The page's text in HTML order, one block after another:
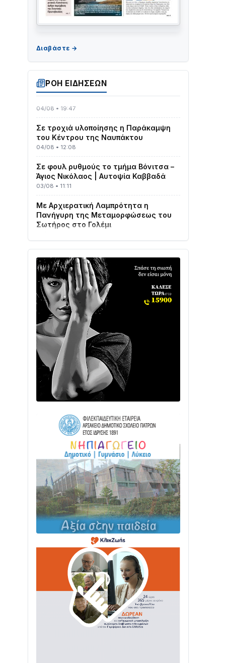
ΡΟΗ ΕΙΔΗΣΕΩΝ
ΤΟ ΠΑΡΤΥ ΣΥΝΕΧΙΖΕΤΑΙ…
Στο σκοτάδι μεγάλο μέρος στο Λυγιά
Ναυπάκτου
Σε τροχιά υλοποίησης η Παράκαμψη
του Κέντρου της Ναυπάκτου
04/08 • 12:08
Σε φουλ ρυθμούς το τμήμα Βόνιτσα –
Άγιος Νικόλαος | Αυτοψία Καββαδά
03/08 • 11:11
Με Αρχιερατική Λαμπρότητα η
Πανήγυρη της Μεταμορφώσεως του
Σωτήρος στο Γολέμι
03/08 • 07:45
οχήματα
02/08 • 18:26
Διαβάστε την «Ναυπακτία» που
κυκλοφορεί
31/07 • 08:16
Δωρίδα για Όλους: «Καμία εκχώρηση
των νερών στην ΕΥΔΑΠ»
28/07 • 21:46
Διαβάστε την «Ναυπακτία» που
κυκλοφορεί
24/07 • 11:31
ΣΤΗΝ ΠΥΡΟΣΒΕΣΤΙΚΗ ΓΙΑ ΦΩΤΙΑ ΣΤΟΝ
ΑΓΙΟ ΗΛΙΑ ΠΡΙΝ ΤΗ ΓΡΑΝΙΤΣΑ
24/07 • 11:03
ΤΟ ΠΑΡΤΥ ΣΥΝΕΧΙΖΕΤΑΙ…
05/08 • 08:41
Στο σκοτάδι μεγάλο μέρος στο Λυγιά
Ναυπάκτου
04/08 • 19:47
Σε τροχιά υλοποίησης η Παράκαμψη
του Κέντρου της Ναυπάκτου
Σε φουλ ρυθμούς το τμήμα Βόνιτσα –
Άγιος Νικόλαος | Αυτοψία Καββαδά
03/08 • 11:11
Με Αρχιερατική Λαμπρότητα η
Πανήγυρη της Μεταμορφώσεως του
Σωτήρος στο Γολέμι